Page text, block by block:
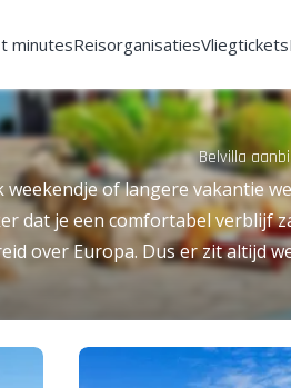
minutesReisorganisatiesVliegtickets
Belvilla
of langere vakantie
dat je een comfortabel verblijf
over Europa. Dus er zit altijd